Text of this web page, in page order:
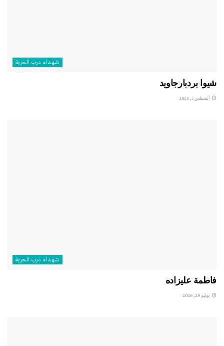
شهداء درب الحرية
شيوا بردبارجاويد
أغسطس 5, 2026
شهداء درب الحرية
فاطمة عليزاده
يوليو 29, 2026